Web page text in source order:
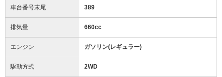
車台番号末尾 389
排気量 660cc
エンジン ガソリン(レギュラー)
駆動方式 2WD